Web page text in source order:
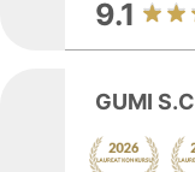
9.1
GUMI S.C